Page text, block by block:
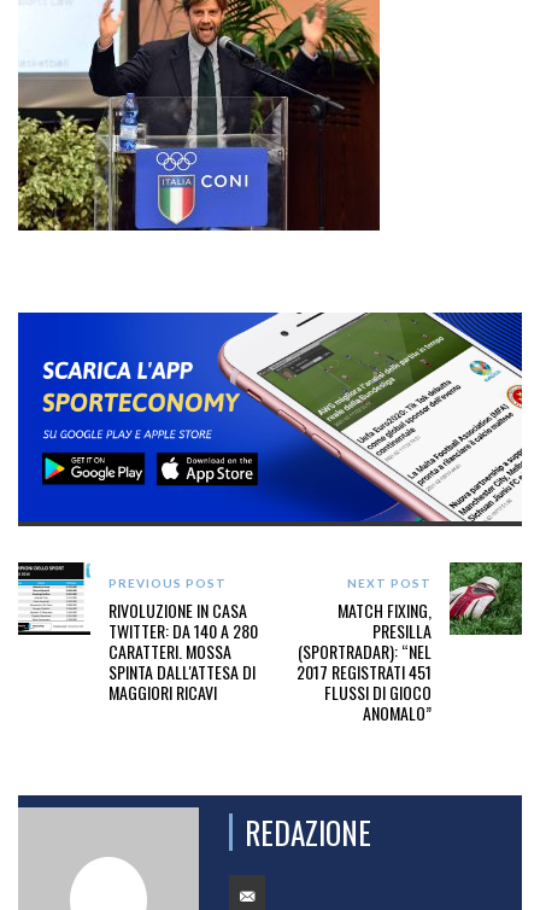
PREVIOUS POST
RIVOLUZIONE IN CASA
TWITTER: DA 140 A 280
CARATTERI. MOSSA
SPINTA DALL'ATTESA DI
MAGGIORI RICAVI
NEXT POST
MATCH FIXING,
PRESILLA
(SPORTRADAR): “NEL
2017 REGISTRATI 451
FLUSSI DI GIOCO
ANOMALO”
REDAZIONE